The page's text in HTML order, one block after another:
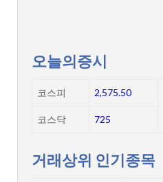
오늘의증시
코스피 2,575.50
코스닥 725
거래상위 인기종목